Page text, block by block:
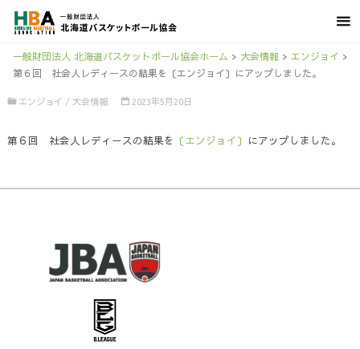
一般財団法人 北海道バスケットボール協会ホーム > 大会情報 > エンジョイ >
第６回 社会人レディースの結果を〔エンジョイ〕にアップしました。
エンジョイ / 大会情報 2023年5月20日
第６回 社会人レディースの結果を 〔エンジョイ〕 にアップしました。